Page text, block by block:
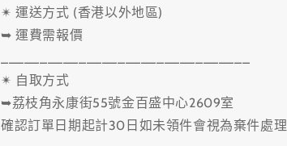
✴ 運送方式 (香港以外地區)
➥ 運費需報價
✴ 自取方式
➥荔枝角永康街55號金百盛中心2609室
確認訂單日期起計30日如未領件會視為棄件處理